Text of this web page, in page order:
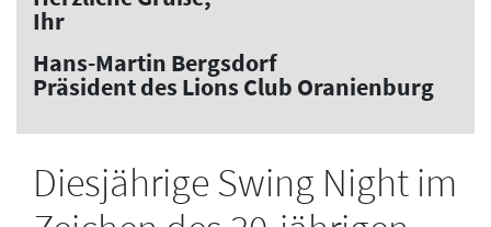
Ihr
Hans-Martin Bergsdorf
Präsident des Lions Club Oranienburg
Diesjährige Swing Night im